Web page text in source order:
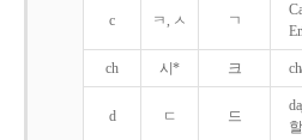
c ㅋ, ㅅ ㄱ
ch 시* 크
d ㄷ 드